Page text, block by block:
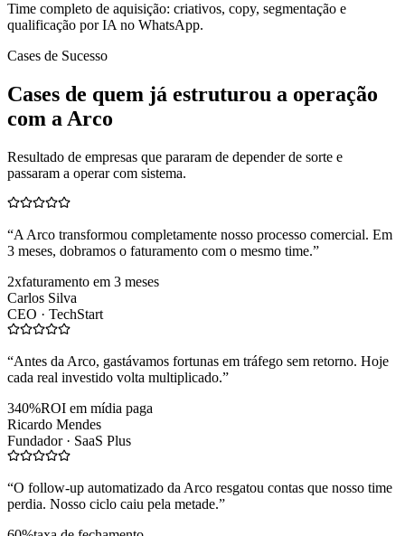
Time completo de aquisição: criativos, copy, segmentação e
qualificação por IA no WhatsApp.
Cases de Sucesso
Cases de quem já estruturou a operação
com a Arco
Resultado de empresas que pararam de depender de sorte e
passaram a operar com sistema.
“A Arco transformou completamente nosso processo comercial. Em
3 meses, dobramos o faturamento com o mesmo time.”
2xfaturamento em 3 meses
Carlos Silva
CEO · TechStart
“Antes da Arco, gastávamos fortunas em tráfego sem retorno. Hoje
cada real investido volta multiplicado.”
340%ROI em mídia paga
Ricardo Mendes
Fundador · SaaS Plus
“O follow-up automatizado da Arco resgatou contas que nosso time
perdia. Nosso ciclo caiu pela metade.”